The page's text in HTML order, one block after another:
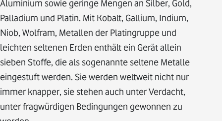
Aluminium sowie geringe Mengen an Silber, Gold,
Palladium und Platin. Mit Kobalt, Gallium, Indium,
Niob, Wolfram, Metallen der Platingruppe und
leichten seltenen Erden enthält ein Gerät allein
sieben Stoffe, die als sogenannte seltene Metalle
eingestuft werden. Sie werden weltweit nicht nur
immer knapper, sie stehen auch unter Verdacht,
unter fragwürdigen Bedingungen gewonnen zu